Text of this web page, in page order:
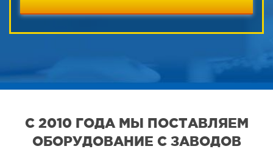
С 2010 ГОДА МЫ ПОСТАВЛЯЕМ
ОБОРУДОВАНИЕ С ЗАВОДОВ